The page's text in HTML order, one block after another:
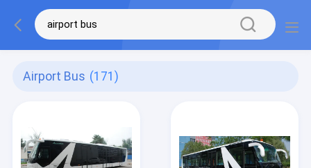
Airport Bus (171)